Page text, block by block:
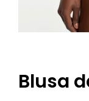
Blusa